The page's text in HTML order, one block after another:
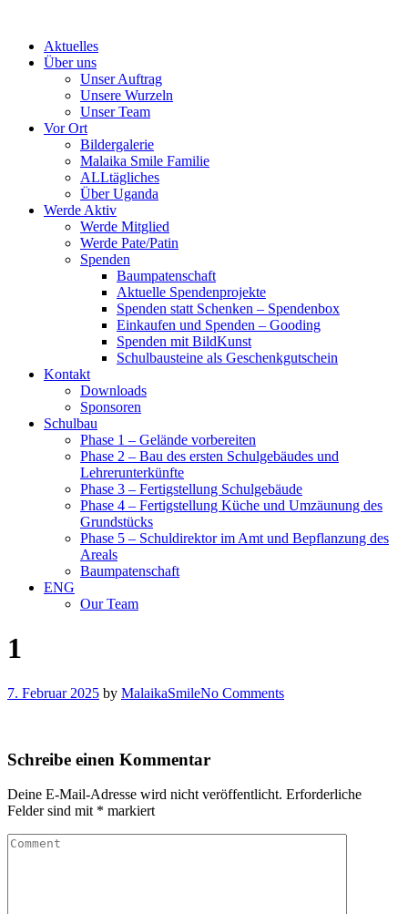
contentAktuelles
Über uns
Unser Auftrag
Unsere Wurzeln
Unser Team
Vor Ort
Bildergalerie
Malaika Smile Familie
ALLtägliches
Über Uganda
Werde Aktiv
Werde Mitglied
Werde Pate/Patin
Spenden
Baumpatenschaft
Aktuelle Spendenprojekte
Spenden statt Schenken – Spendenbox
Einkaufen und Spenden – Gooding
Spenden mit BildKunst
Schulbausteine als Geschenkgutschein
Kontakt
Downloads
Sponsoren
Schulbau
Phase 1 – Gelände vorbereiten
Phase 2 – Bau des ersten Schulgebäudes und
Lehrerunterkünfte
Phase 3 – Fertigstellung Schulgebäude
Phase 4 – Fertigstellung Küche und Umzäunung des
Grundstücks
Phase 5 – Schuldirektor im Amt und Bepflanzung des
Areals
Baumpatenschaft
ENG
Our Team
1
7. Februar 2025 by MalaikaSmileNo Comments
Schreibe einen Kommentar
Deine E-Mail-Adresse wird nicht veröffentlicht. Erforderliche
Felder sind mit * markiert